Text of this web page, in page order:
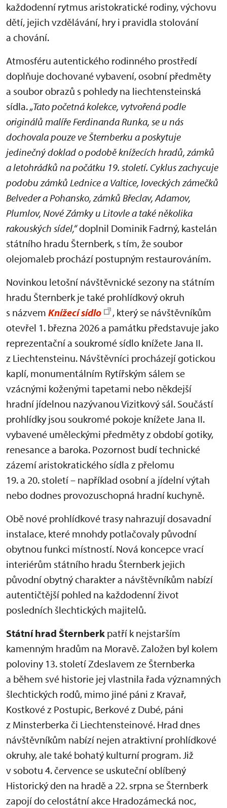
každodenní rytmus aristokratické rodiny, výchovu
dětí, jejich vzdělávání, hry i pravidla stolování
a chování.
Atmosféru autentického rodinného prostředí
doplňuje dochované vybavení, osobní předměty
a soubor obrazů s pohledy na liechtensteinská
sídla.„Tato početná kolekce, vytvořená podle
originálů malíře Ferdinanda Runka, se u nás
dochovala pouze ve Šternberku a poskytuje
jedinečný doklad o podobě knížecích hradů, zámků
a letohrádků na počátku 19. století. Cyklus zachycuje
podobu zámků Lednice a Valtice, loveckých zámečků
Belveder a Pohansko, zámků Břeclav, Adamov,
Plumlov, Nové Zámky u Litovle a také několika
rakouských sídel,“doplnil Dominik Fadrný, kastelán
státního hradu Šternberk, s tím, že soubor
olejomaleb prochází postupným restaurováním.
Novinkou letošní návštěvnické sezony na státním
hradu Šternberk je také prohlídkový okruh
s názvem Knížecí sídlo
, který se návštěvníkům
otevřel 1. března 2026 a památku představuje jako
reprezentační a soukromé sídlo knížete Jana II.
z Liechtensteinu. Návštěvníci procházejí gotickou
kaplí, monumentálním Rytířským sálem se
vzácnými koženými tapetami nebo někdejší
hradní jídelnou nazývanou Vizitkový sál. Součástí
prohlídky jsou soukromé pokoje knížete Jana II.
vybavené uměleckými předměty z období gotiky,
renesance a baroka. Pozornost budí technické
zázemí aristokratického sídla z přelomu
19. a 20. století – například osobní a jídelní výtah
nebo dodnes provozuschopná hradní kuchyně.
Obě nové prohlídkové trasy nahrazují dosavadní
instalace, které mnohdy potlačovaly původní
obytnou funkci místností. Nová koncepce vrací
interiérům státního hradu Šternberk jejich
původní obytný charakter a návštěvníkům nabízí
autentičtější pohled na každodenní život
posledních šlechtických majitelů.
Státní hrad Šternberk patří k nejstarším
kamenným hradům na Moravě. Založen byl kolem
poloviny 13. století Zdeslavem ze Šternberka
a během své historie jej vlastnila řada významných
šlechtických rodů, mimo jiné páni z Kravař,
Kostkové z Postupic, Berkové z Dubé, páni
z Minsterberka či Liechtensteinové. Hrad dnes
návštěvníkům nabízí nejen atraktivní prohlídkové
okruhy, ale také bohatý kulturní program. Již
v sobotu 4. července se uskuteční oblíbený
Historický den na hradě a 22. srpna se Šternberk
zapojí do celostátní akce Hradozámecká noc,